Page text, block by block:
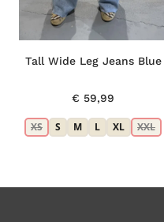
Tall Wide Leg Jeans Blue
€ 59,99
XS S M L XL XXL